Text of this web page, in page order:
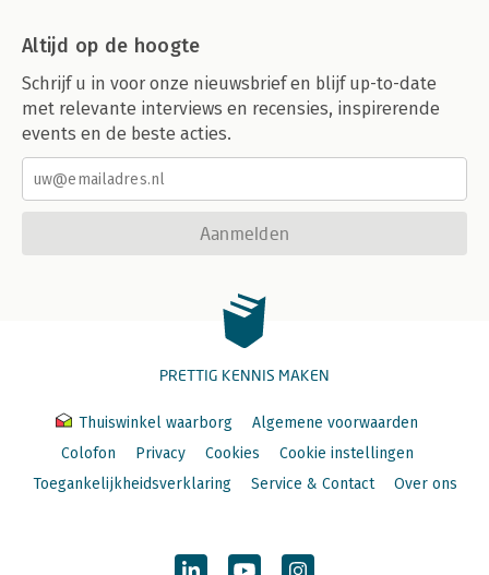
Altijd op de hoogte
Schrijf u in voor onze nieuwsbrief en blijf up-to-date
met relevante interviews en recensies, inspirerende
events en de beste acties.
Aanmelden
PRETTIG KENNIS MAKEN
Thuiswinkel waarborg
Algemene voorwaarden
Colofon
Privacy Cookies
Cookie instellingen
Toegankelijkheidsverklaring
Service & Contact Over ons